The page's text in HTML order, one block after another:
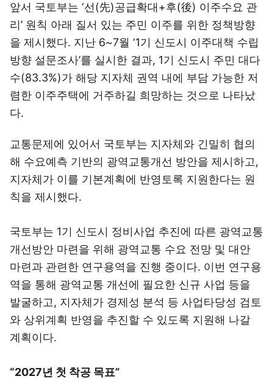
앞서 국토부는 ‘선(先)공급확대+후(後) 이주수요 관
리’ 원칙 아래 질서 있는 주민 이주를 위한 정책방향
을 제시했다. 지난 6~7월 ‘1기 신도시 이주대책 수립
방향 설문조사’를 실시한 결과, 1기 신도시 주민 대다
수(83.3%)가 해당 지자체 권역 내에 부담 가능한 저
렴한 이주주택에 거주하길 희망하는 것으로 나타났
다.
교통문제에 있어서 국토부는 지자체와 긴밀히 협의
해 수요예측 기반의 광역교통개선 방안을 제시하고,
지자체가 이를 기본계획에 반영토록 지원한다는 원
칙을 제시했다.
국토부는 1기 신도시 정비사업 추진에 따른 광역교통
개선방안 마련을 위해 광역교통 수요 전망 및 대안
마련과 관련한 연구용역을 진행 중이다. 이번 연구용
역을 통해 광역교통 개선에 필요한 신규 사업 등을
발굴하고, 지자체가 경제성 분석 등 사업타당성 검토
와 상위계획 반영을 추진할 수 있도록 지원해 나갈
계획이다.
“2027년 첫 착공 목표”